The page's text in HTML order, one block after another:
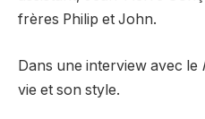
frères Philip et John.
Dans une interview avec le
vie et son style.